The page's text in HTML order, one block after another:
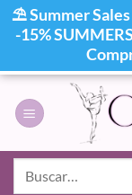
contenido
⛱ Summer
-15%